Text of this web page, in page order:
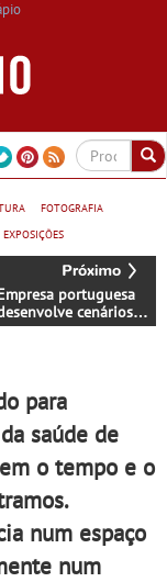
fotografia
exposições
portuguesa
cenários
simulação de
para
saúde de
o tempo e o
num espaço
num